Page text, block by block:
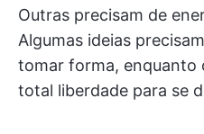
Outras precisam de
Algumas ideias
tomar forma, enquanto
total liberdade para se